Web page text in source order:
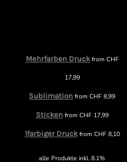
Mehrfarben Druckfrom CHF
17,99
Sublimation fromCHF 8,99
Stickenfrom CHF17,99
1farbiger Druckfrom CHF8,10
alle Produkte inkl. 8.1%